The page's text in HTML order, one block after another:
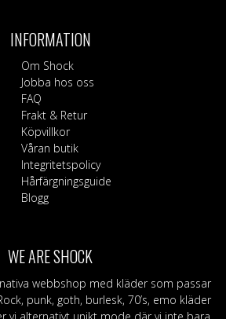
INFORMATION
Om Shock
Jobba hos oss
FAQ
Frakt & Retur
Köpvillkor
Våran butik
Integritetspolicy
Hårfärgningsguide
Blogg
WE ARE SHOCK
webbshop med kläder som passar
punk, goth, burlesk, 70’s, emo kläder